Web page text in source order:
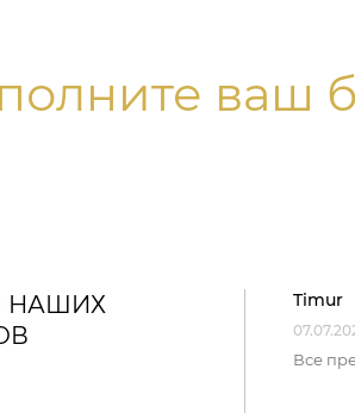
ваш
НАШИХ
Timur
Все